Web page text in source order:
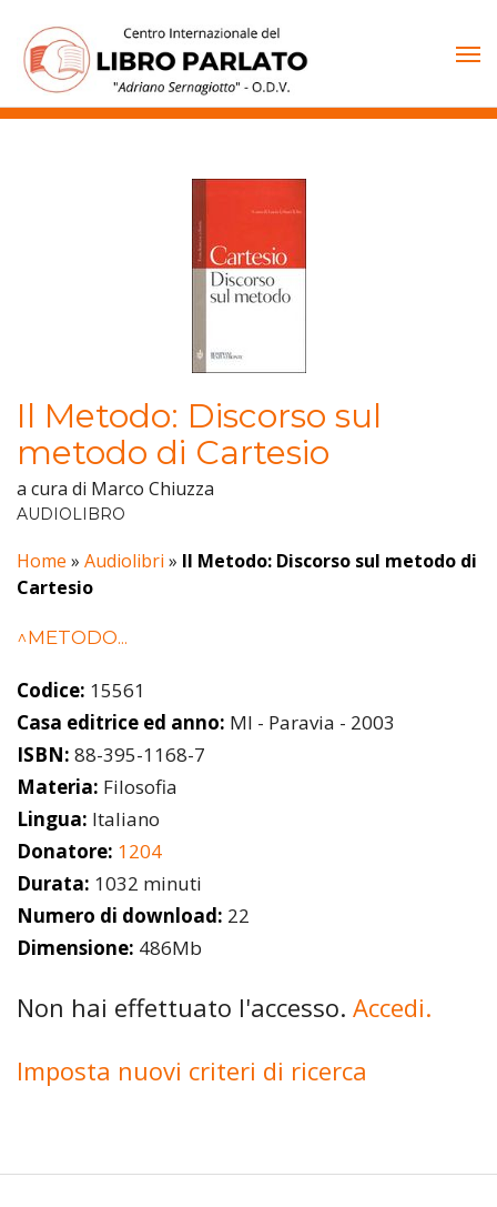
contenuto
Il Metodo: Discorso sul
metodo di Cartesio
a cura di Marco Chiuzza
AUDIOLIBRO
Home » Audiolibri » Il Metodo: Discorso sul metodo di
Cartesio
^METODO...
Codice: 15561
Casa editrice ed anno: MI - Paravia - 2003
ISBN: 88-395-1168-7
Materia: Filosofia
Lingua: Italiano
Donatore: 1204
Durata: 1032 minuti
Numero di download: 22
Dimensione: 486Mb
Non hai effettuato l'accesso. Accedi.
Imposta nuovi criteri di ricerca